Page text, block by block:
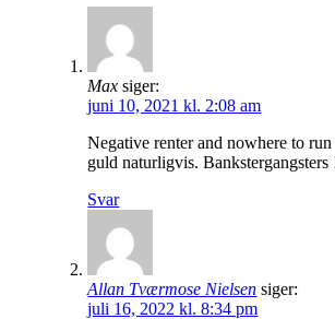
Max siger:
juni 10, 2021 kl. 2:08 am
Negative renter and nowhere to run
guld naturligvis. Bankstergangsters
Svar
Allan Tværmose Nielsen siger:
juli 16, 2022 kl. 8:34 pm